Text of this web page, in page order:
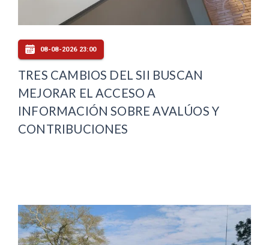
08-08-2026 23:00
TRES CAMBIOS DEL SII BUSCAN
MEJORAR EL ACCESO A
INFORMACIÓN SOBRE AVALÚOS Y
CONTRIBUCIONES